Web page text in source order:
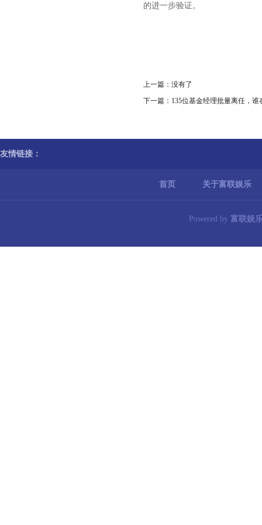
的进一步验证。
上一篇：没有了
下一篇： 135位基金经理批量离任，谁
友情链接：
首页 关于富联娱乐
Powered by 富联娱